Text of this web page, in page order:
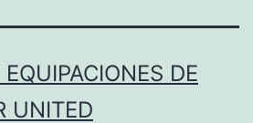
DE
UNITED